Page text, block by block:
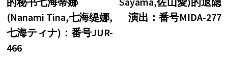
导
航
(Nanami Tina,七海缇娜,
七海ティナ)：番号JUR-
466
演出：番号MIDA-277